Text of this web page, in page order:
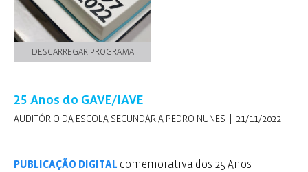
DESCARREGAR PROGRAMA
25 Anos do GAVE/IAVE
AUDITÓRIO DA ESCOLA SECUNDÁRIA PEDRO NUNES | 21/11/2022
PUBLICAÇÃO DIGITAL comemorativa dos 25 Anos